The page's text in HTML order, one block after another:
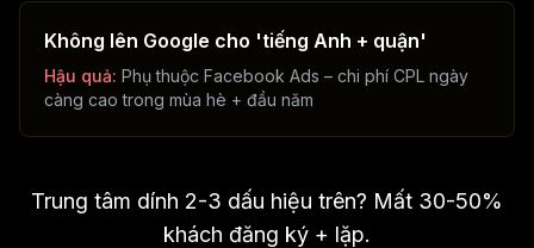
Không lên Google cho 'tiếng Anh + quận'
Hậu quả: Phụ thuộc Facebook Ads – chi phí CPL ngày
càng cao trong mùa hè + đầu năm
Trung tâm dính 2-3 dấu hiệu trên? Mất 30-50%
khách đăng ký + lặp.